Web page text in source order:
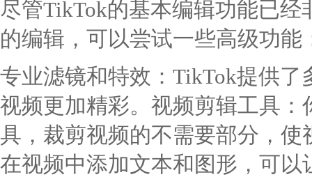
尽管TikTok的基本编辑功能已
的编辑，可以尝试一些高级功能
专业滤镜和特效：TikTok提供
视频更加精彩。视频剪辑工具
具，裁剪视频的不需要部分，
在视频中添加文本和图形，可